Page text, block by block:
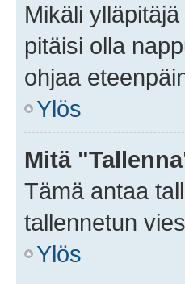
Mikäli
pitäisi olla
ohjaa
Ylös
Mitä
Tämä antaa
tallennetun
Ylös